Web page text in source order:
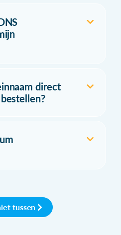
direct
tussen